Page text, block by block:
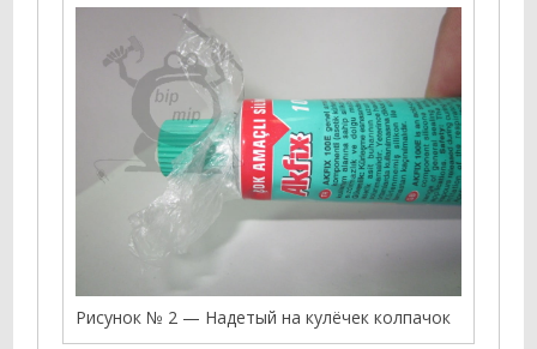
Рисунок № 2 — Надетый на кулёчек колпачок